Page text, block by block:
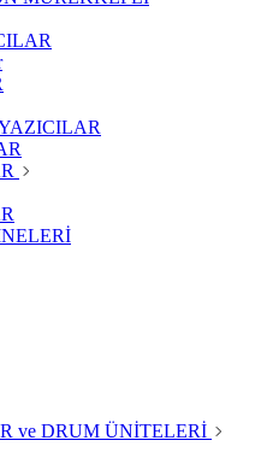
ve DRUM ÜNİTELERİ